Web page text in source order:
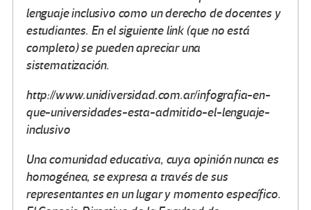
lenguaje inclusivo como un derecho de docentes y
estudiantes. En el siguiente link (que no está
completo) se pueden apreciar una
sistematización.
http://www.unidiversidad.com.ar/infografia-en-
que-universidades-esta-admitido-el-lenguaje-
inclusivo
Una comunidad educativa, cuya opinión nunca es
homogénea, se expresa a través de sus
representantes en un lugar y momento específico.